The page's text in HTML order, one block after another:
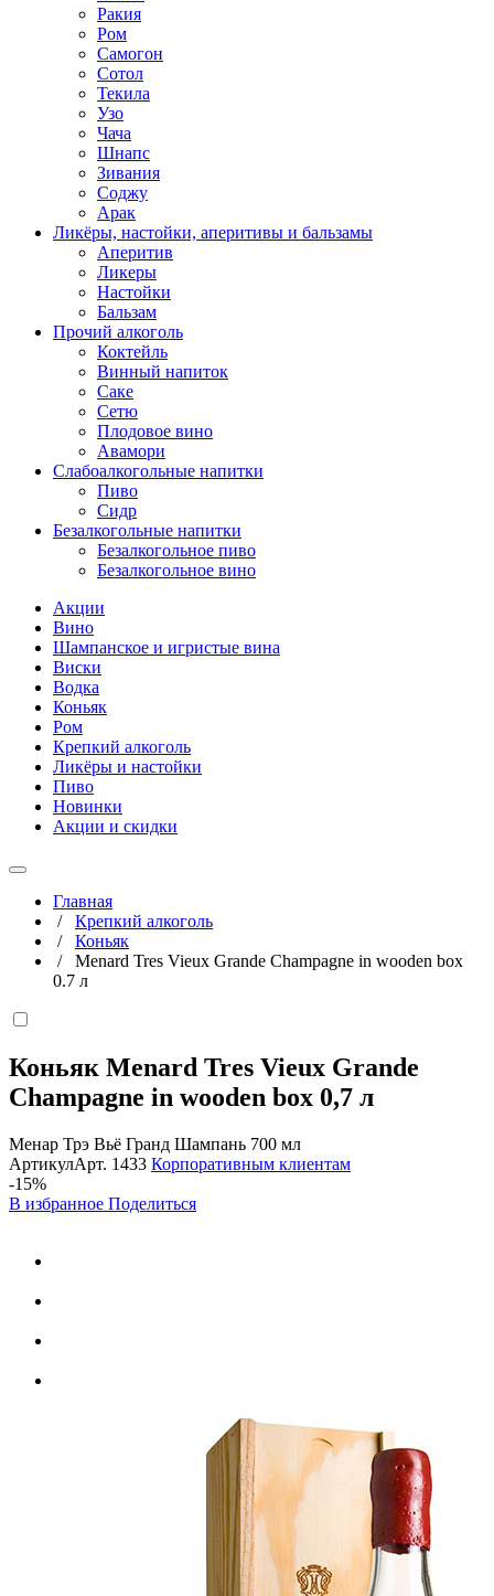
Ракия
Ром
Самогон
Сотол
Текила
Узо
Чача
Шнапс
Зивания
Соджу
Арак
Ликёры, настойки, аперитивы и бальзамы
Аперитив
Ликеры
Настойки
Бальзам
Прочий алкоголь
Коктейль
Винный напиток
Саке
Сетю
Плодовое вино
Авамори
Слабоалкогольные напитки
Пиво
Сидр
Безалкогольные напитки
Безалкогольное пиво
Безалкогольное вино
Акции
Вино
Шампанское и игристые вина
Виски
Водка
Коньяк
Ром
Крепкий алкоголь
Ликёры и настойки
Пиво
Новинки
Акции и скидки
Главная
/ Крепкий алкоголь
/ Коньяк
/ Menard Tres Vieux Grande Champagne in wooden box
0.7 л
Коньяк Menard Tres Vieux Grande
Champagne in wooden box 0,7 л
Менар Трэ Вьё Гранд Шампань 700 мл
АртикулАрт. 1433 Корпоративным клиентам
-15%
В избранное Поделиться